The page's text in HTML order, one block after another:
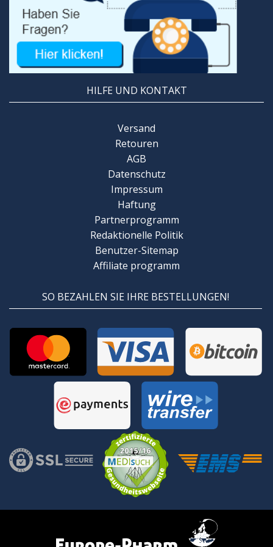
HILFE UND KONTAKT
Versand
Retouren
AGB
Datenschutz
Impressum
Haftung
Partnerprogramm
Redaktionelle Politik
Benutzer-Sitemap
Affiliate programm
SO BEZAHLEN SIE IHRE BESTELLUNGEN!